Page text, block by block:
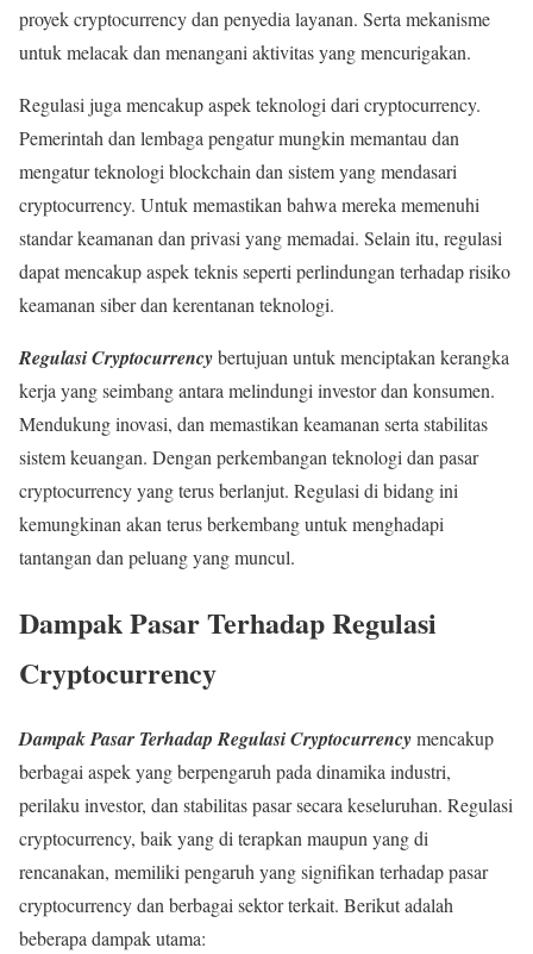
proyek cryptocurrency dan penyedia layanan. Serta mekanisme
untuk melacak dan menangani aktivitas yang mencurigakan.
Regulasi juga mencakup aspek teknologi dari cryptocurrency.
Pemerintah dan lembaga pengatur mungkin memantau dan
mengatur teknologi blockchain dan sistem yang mendasari
cryptocurrency. Untuk memastikan bahwa mereka memenuhi
standar keamanan dan privasi yang memadai. Selain itu, regulasi
dapat mencakup aspek teknis seperti perlindungan terhadap risiko
keamanan siber dan kerentanan teknologi.
Regulasi Cryptocurrencybertujuan untuk menciptakan kerangka
kerja yang seimbang antara melindungi investor dan konsumen.
Mendukung inovasi, dan memastikan keamanan serta stabilitas
sistem keuangan. Dengan perkembangan teknologi dan pasar
cryptocurrency yang terus berlanjut. Regulasi di bidang ini
kemungkinan akan terus berkembang untuk menghadapi
tantangan dan peluang yang muncul.
Dampak Pasar Terhadap Regulasi
Cryptocurrency
Dampak Pasar Terhadap Regulasi Cryptocurrencymencakup
berbagai aspek yang berpengaruh pada dinamika industri,
perilaku investor, dan stabilitas pasar secara keseluruhan. Regulasi
cryptocurrency, baik yang di terapkan maupun yang di
rencanakan, memiliki pengaruh yang signifikan terhadap pasar
cryptocurrency dan berbagai sektor terkait. Berikut adalah
beberapa dampak utama: